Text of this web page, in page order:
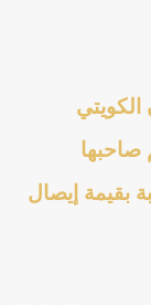
الكويتي
صاحبها
بقيمة إيصال